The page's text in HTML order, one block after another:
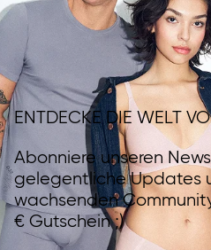
ENTDECKE DIE WELT
Abonniere unseren
gelegentliche Updates
wachsenden
€ Gutschein ;)